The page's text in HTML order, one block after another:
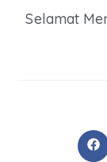
Selamat